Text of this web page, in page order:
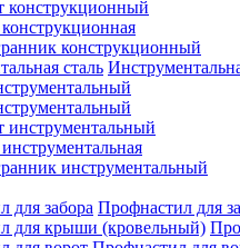
конструкционный
конструкционный
инструментальный
инструментальный
Профнастил для